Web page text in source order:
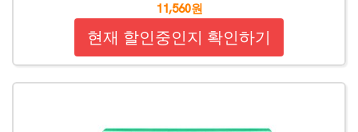
11,560원
현재 할인중인지 확인하기